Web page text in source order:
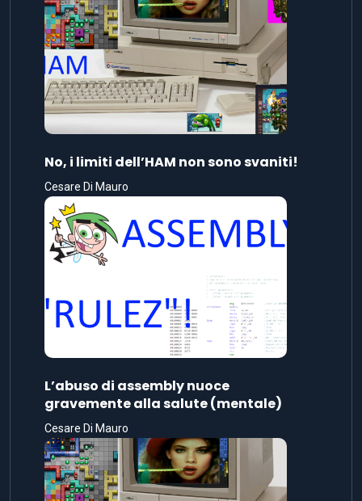
No, i limiti dell’HAM non sono svaniti!
Cesare Di Mauro
L’abuso di assembly nuoce
gravemente alla salute (mentale)
Cesare Di Mauro